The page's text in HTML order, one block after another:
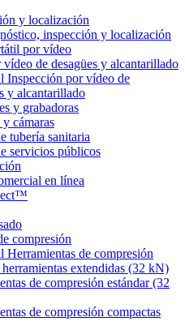
y localización
inspección y localización
por vídeo
de desagües y alcantarillado
Inspección por vídeo de
y alcantarillado
y grabadoras
y cámaras
tubería sanitaria
servicios públicos
en línea
compresión
de compresión
herramientas extendidas (32 kN)
de compresión estándar (32
de compresión compactas